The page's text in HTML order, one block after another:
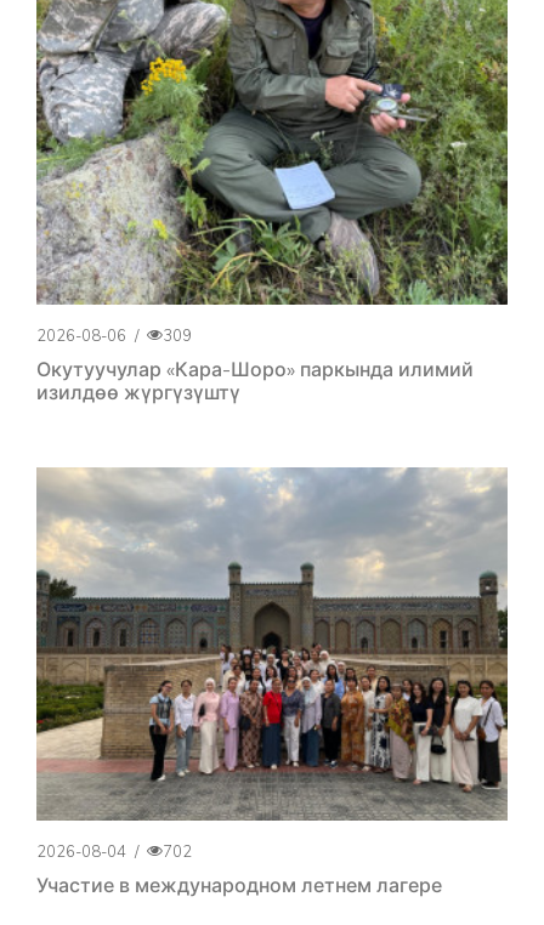
2026-08-06 / 309
Окутуучулар «Кара-Шоро» паркында илимий
изилдөө жүргүзүштү
2026-08-04 / 702
Участие в международном летнем лагере